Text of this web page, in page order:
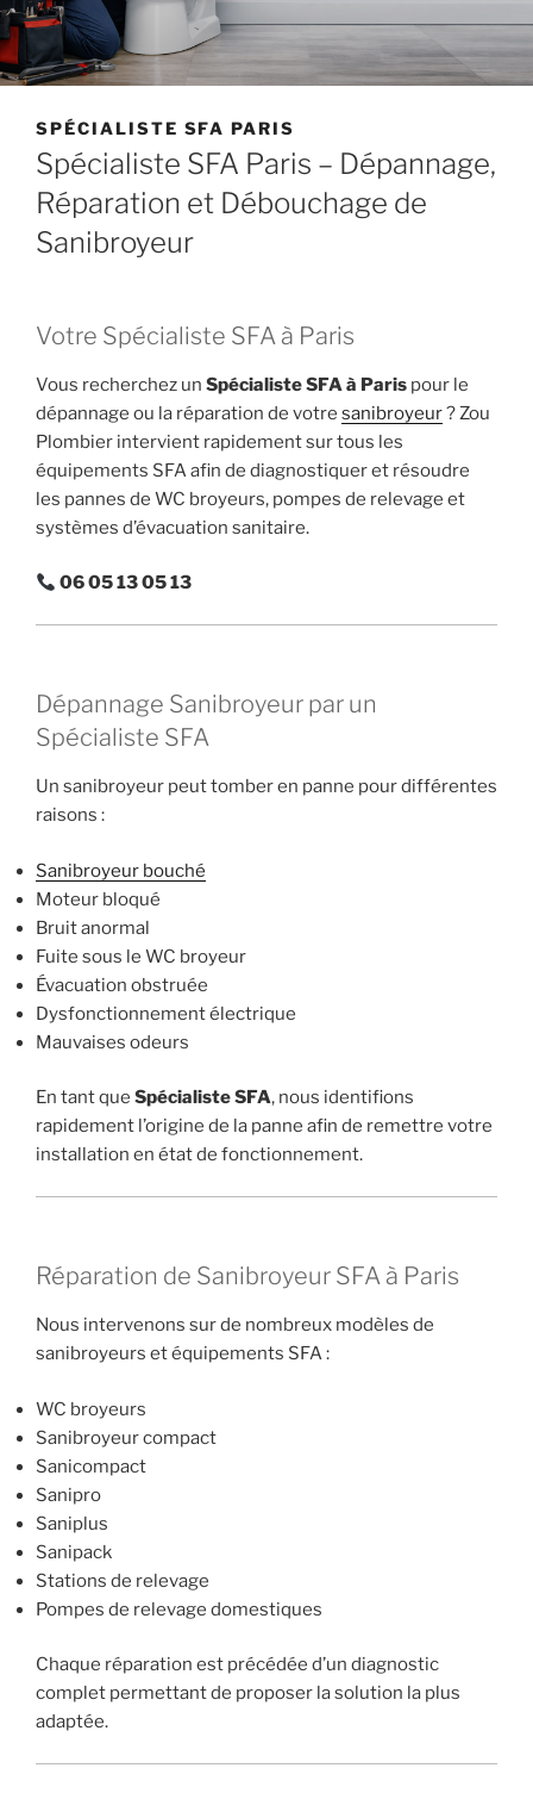
SPÉCIALISTE SFA PARIS
Spécialiste SFA Paris – Dépannage,
Réparation et Débouchage de
Sanibroyeur
Votre Spécialiste SFA à Paris
Vous recherchez un Spécialiste SFA à Paris pour le
dépannage ou la réparation de votre sanibroyeur? Zou
Plombier intervient rapidement sur tous les
équipements SFA afin de diagnostiquer et résoudre
les pannes de WC broyeurs, pompes de relevage et
systèmes d’évacuation sanitaire.
06 05 13 05 13
Dépannage Sanibroyeur par un
Spécialiste SFA
Un sanibroyeur peut tomber en panne pour différentes
raisons :
Sanibroyeur bouché
Moteur bloqué
Bruit anormal
Fuite sous le WC broyeur
Évacuation obstruée
Dysfonctionnement électrique
Mauvaises odeurs
En tant que Spécialiste SFA, nous identifions
rapidement l’origine de la panne afin de remettre votre
installation en état de fonctionnement.
Réparation de Sanibroyeur SFA à Paris
Nous intervenons sur de nombreux modèles de
sanibroyeurs et équipements SFA :
WC broyeurs
Sanibroyeur compact
Sanicompact
Sanipro
Saniplus
Sanipack
Stations de relevage
Pompes de relevage domestiques
Chaque réparation est précédée d’un diagnostic
complet permettant de proposer la solution la plus
adaptée.